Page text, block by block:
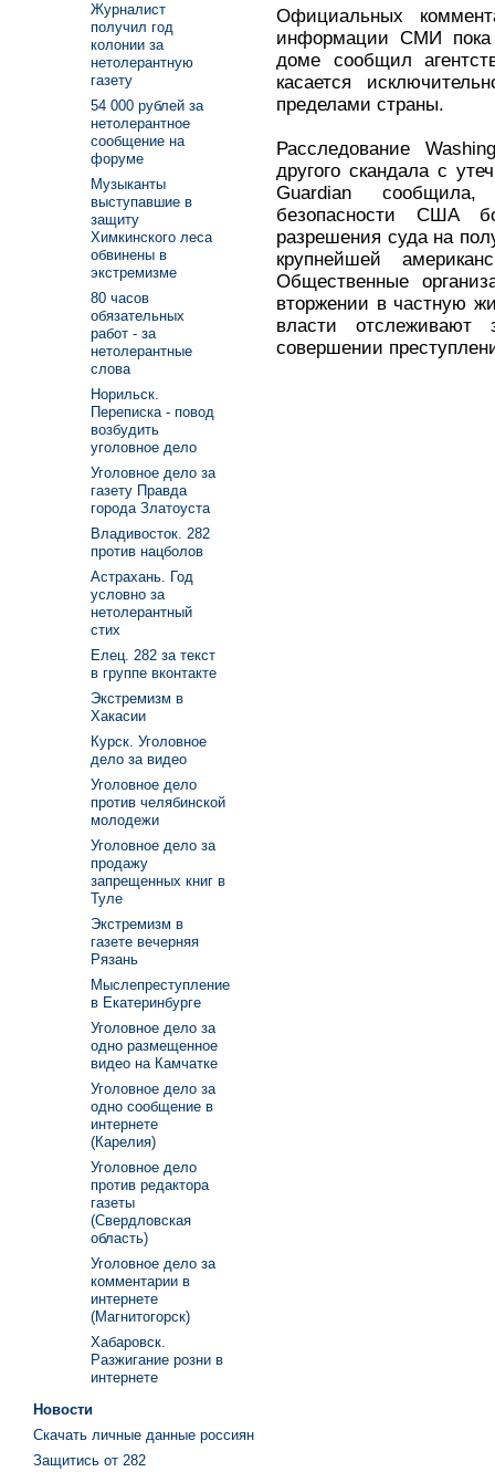
Официальных
информации СМИ пока
доме сообщил
касается
пределами страны.
Расследование
другого скандала с
Guardian сообщила,
безопасности США
разрешения суда на
крупнейшей
Общественные
вторжении в частную
власти отслеживают
совершении
Журналист
получил год
колонии за
нетолерантную
газету
54 000 рублей за
нетолерантное
сообщение на
форуме
Музыканты
выступавшие в
защиту
Химкинского леса
обвинены в
экстремизме
80 часов
обязательных
работ - за
нетолерантные
слова
Норильск.
Переписка - повод
возбудить
уголовное дело
Уголовное дело за
газету Правда
города Златоуста
Владивосток. 282
против нацболов
Астрахань. Год
условно за
нетолерантный
стих
Елец. 282 за текст
в группе вконтакте
Экстремизм в
Хакасии
Курск. Уголовное
дело за видео
Уголовное дело
против челябинской
молодежи
Уголовное дело за
продажу
запрещенных книг в
Туле
Экстремизм в
газете вечерняя
Рязань
Мыслепреступление
в Екатеринбурге
Уголовное дело за
одно размещенное
видео на Камчатке
Уголовное дело за
одно сообщение в
интернете
(Карелия)
Уголовное дело
против редактора
газеты
(Свердловская
область)
Уголовное дело за
комментарии в
интернете
(Магнитогорск)
Хабаровск.
Разжигание розни в
интернете
Новости
Скачать личные данные россиян
Защитись от 282